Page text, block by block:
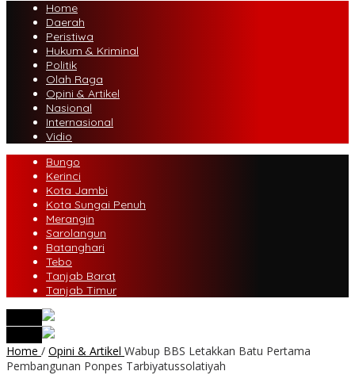
Home
Daerah
Peristiwa
Hukum & Kriminal
Politik
Olah Raga
Opini & Artikel
Nasional
Internasional
Vidio
Bungo
Kerinci
Kota Jambi
Kota Sungai Penuh
Merangin
Sarolangun
Batanghari
Tebo
Tanjab Barat
Tanjab Timur
Home / Opini & Artikel Wabup BBS Letakkan Batu Pertama
Pembangunan Ponpes Tarbiyatussolatiyah